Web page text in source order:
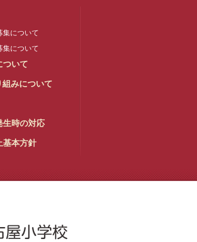
集について
集について
ついて
組みについて
生時の対応
基本方針